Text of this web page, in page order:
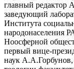
главный редактор
заведующий
Института
народонаселения
Ноосферной
первый вице-
наук